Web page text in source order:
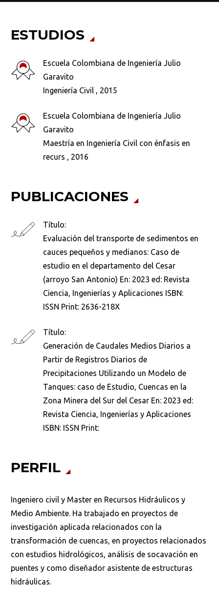
ESTUDIOS
Escuela Colombiana de Ingeniería Julio
Garavito
Ingeniería Civil , 2015
Escuela Colombiana de Ingeniería Julio
Garavito
Maestría en Ingeniería Civil con énfasis en
recurs , 2016
PUBLICACIONES
Título:
Evaluación del transporte de sedimentos en
cauces pequeños y medianos: Caso de
estudio en el departamento del Cesar
(arroyo San Antonio) En: 2023 ed: Revista
Ciencia, Ingenierías y Aplicaciones ISBN:
ISSN Print: 2636-218X
Título:
Generación de Caudales Medios Diarios a
Partir de Registros Diarios de
Precipitaciones Utilizando un Modelo de
Tanques: caso de Estudio, Cuencas en la
Zona Minera del Sur del Cesar En: 2023 ed:
Revista Ciencia, Ingenierías y Aplicaciones
ISBN: ISSN Print:
PERFIL
Ingeniero civil y Master en Recursos Hidráulicos y
Medio Ambiente. Ha trabajado en proyectos de
investigación aplicada relacionados con la
transformación de cuencas, en proyectos relacionados
con estudios hidrológicos, análisis de socavación en
puentes y como diseñador asistente de estructuras
hidráulicas.